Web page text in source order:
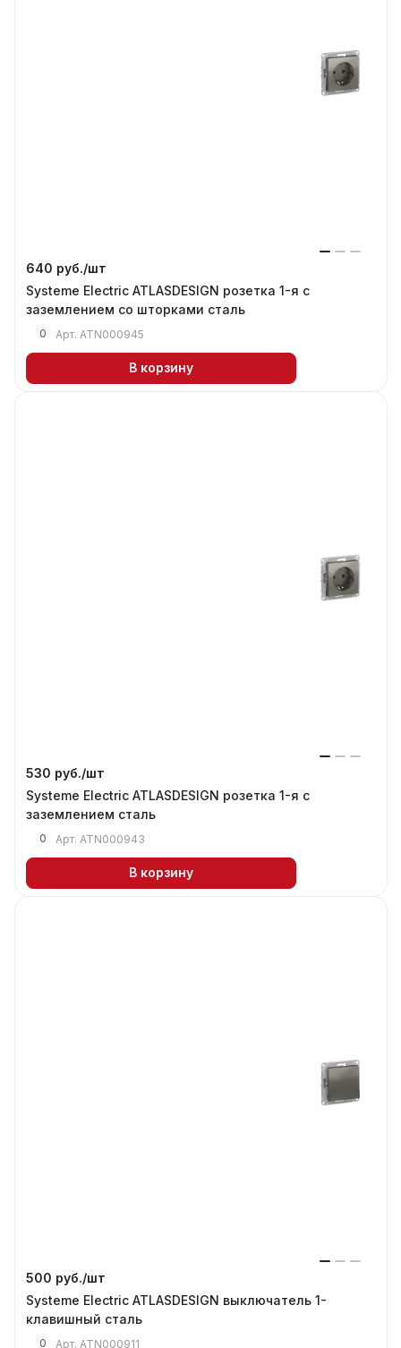
640 руб./шт
Systeme Electric ATLASDESIGN розетка 1-я с
заземлением со шторками сталь
0 Арт. ATN000945
В корзину
530 руб./шт
Systeme Electric ATLASDESIGN розетка 1-я с
заземлением сталь
0 Арт. ATN000943
В корзину
500 руб./шт
Systeme Electric ATLASDESIGN выключатель 1-
клавишный сталь
0 Арт. ATN000911